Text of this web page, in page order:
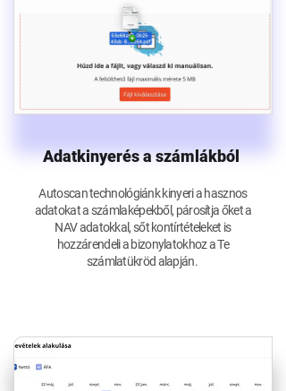
Adatkinyerés a számlákból
Autoscan technológiánk kinyeri a hasznos
adatokat a számlaképekből, párosítja őket a
NAV adatokkal, sőt kontírtételeket is
hozzárendeli a bizonylatokhoz a Te
számlatükröd alapján.